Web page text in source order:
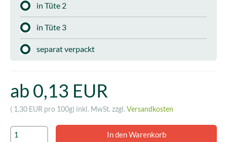
in Tüte 2
in Tüte 3
separat verpackt
ab 0,13 EUR
( 1,30 EUR pro 100g) inkl. MwSt. zzgl. Versandkosten